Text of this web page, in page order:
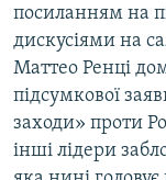
посиланням на
дискусіями на
Маттео Ренці
підсумкової
заходи» проти
інші лідери